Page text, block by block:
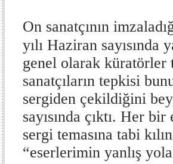
On sanatçının
yılı Haziran sayısında
genel olarak küratörler
sanatçıların tepkisi
sergiden çekildiğini
sayısında çıktı. Her
sergi temasına tabi
“eserlerimin yanlış